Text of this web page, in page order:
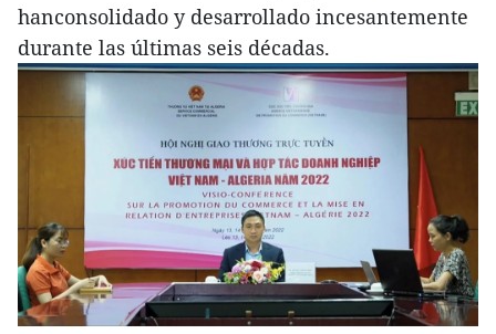
hanconsolidado y desarrollado incesantemente
durante las últimas seis décadas.